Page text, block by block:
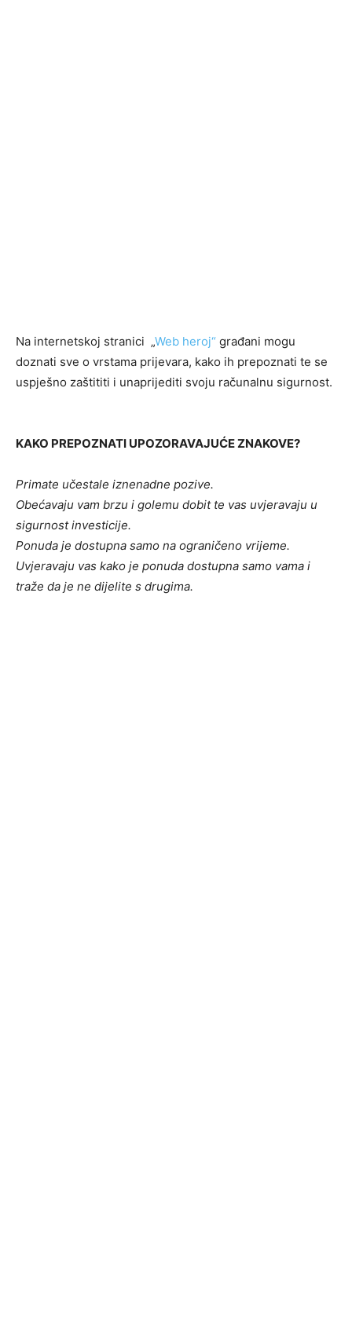
Na internetskoj stranici „Web heroj“ građani mogu
doznati sve o vrstama prijevara, kako ih prepoznati te se
uspješno zaštititi i unaprijediti svoju računalnu sigurnost.
KAKO PREPOZNATI UPOZORAVAJUĆE ZNAKOVE?
Primate učestale iznenadne pozive.
Obećavaju vam brzu i golemu dobit te vas uvjeravaju u
sigurnost investicije.
Ponuda je dostupna samo na ograničeno vrijeme.
Uvjeravaju vas kako je ponuda dostupna samo vama i
traže da je ne dijelite s drugima.